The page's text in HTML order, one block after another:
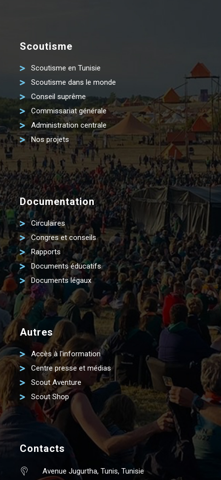
Scoutisme
Scoutisme en Tunisie
Scoutisme dans le monde
Conseil suprême
Commissariat générale
Administration centrale
Nos projets
Documentation
Circulaires
Congres et conseils
Rapports
Documents éducatifs
Documents légaux
Autres
Accès à l'information
Centre presse et médias
Scout Aventure
Scout Shop
Contacts
Avenue Jugurtha, Tunis, Tunisie